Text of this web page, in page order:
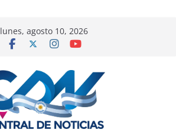
lunes, agosto 10, 2026